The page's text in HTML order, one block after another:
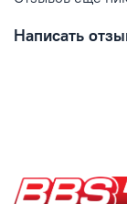
Написать